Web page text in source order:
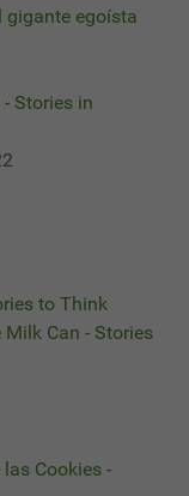
gigante egoísta
Stories in
to Think
Can - Stories
las Cookies -